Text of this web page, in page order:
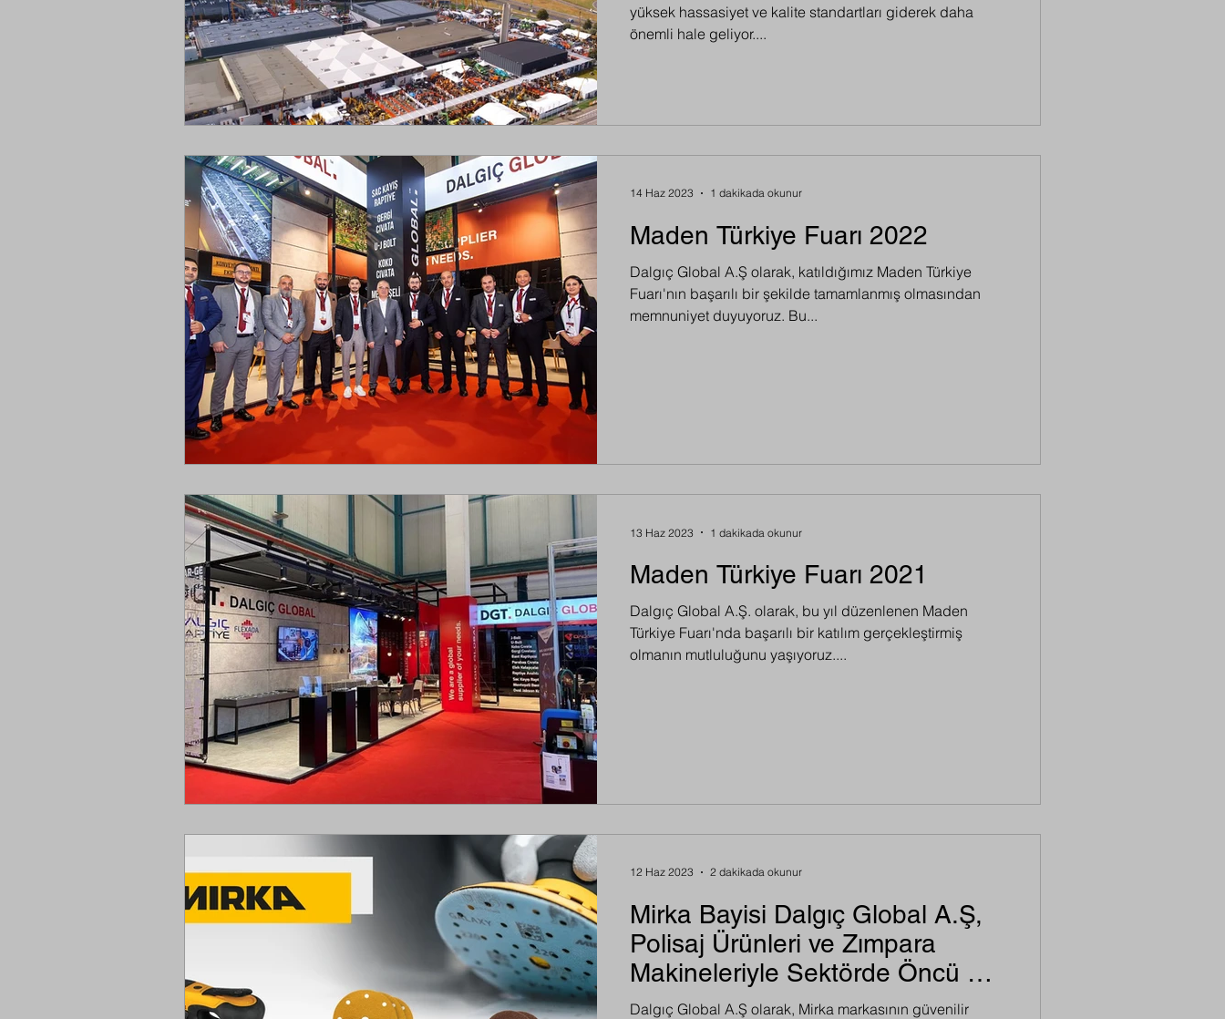
yüksek hassasiyet ve kalite standartları giderek daha
önemli hale geliyor....
Maden Türkiye Fuarı 2022
Dalgıç Global A.Ş olarak, katıldığımız Maden Türkiye
Fuarı'nın başarılı bir şekilde tamamlanmış olmasından
memnuniyet duyuyoruz. Bu...
14 Haz 2023 1 dakikada okunur
Maden Türkiye Fuarı 2021
Dalgıç Global A.Ş. olarak, bu yıl düzenlenen Maden
Türkiye Fuarı'nda başarılı bir katılım gerçekleştirmiş
olmanın mutluluğunu yaşıyoruz....
13 Haz 2023 1 dakikada okunur
Mirka Bayisi Dalgıç Global A.Ş,
Polisaj Ürünleri ve Zımpara
Makineleriyle Sektörde Öncü Rol
Oynuyor
Dalgıç Global A.Ş olarak, Mirka markasının güvenilir
12 Haz 2023 2 dakikada okunur